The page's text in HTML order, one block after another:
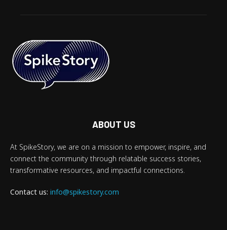
ABOUT US
At SpikeStory, we are on a mission to empower, inspire, and
connect the community through relatable success stories,
transformative resources, and impactful connections.
Contact us: info@spikestory.com